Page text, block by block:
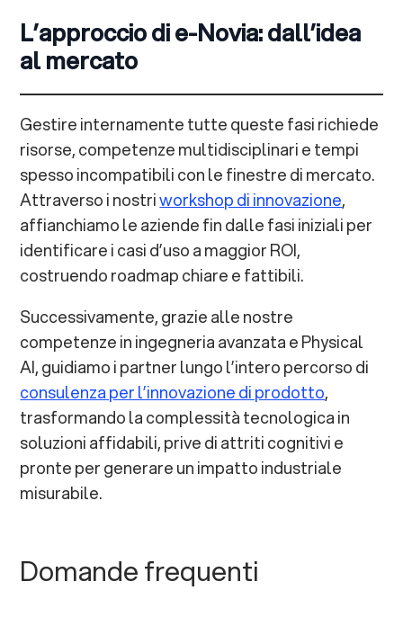
L’approccio di e-Novia: dall’idea
al mercato
Gestire internamente tutte queste fasi richiede
risorse, competenze multidisciplinari e tempi
spesso incompatibili con le finestre di mercato.
Attraverso i nostriworkshop di innovazione,
affianchiamo le aziende fin dalle fasi iniziali per
identificare i casi d’uso a maggior ROI,
costruendo roadmap chiare e fattibili.
Successivamente, grazie alle nostre
competenze in ingegneria avanzata e Physical
AI, guidiamo i partner lungo l’intero percorso di
consulenza per l’innovazione di prodotto,
trasformando la complessità tecnologica in
soluzioni affidabili, prive di attriti cognitivi e
pronte per generare un impatto industriale
misurabile.
Domande frequenti